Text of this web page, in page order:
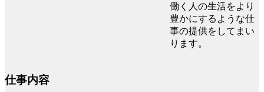
働く人の生活をより
豊かにするような仕
事の提供をしてまい
ります。
仕事内容